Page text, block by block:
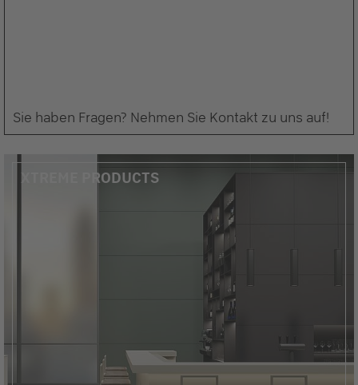
Sie haben Fragen? Nehmen Sie Kontakt zu uns auf!
XTREME PRODUCTS